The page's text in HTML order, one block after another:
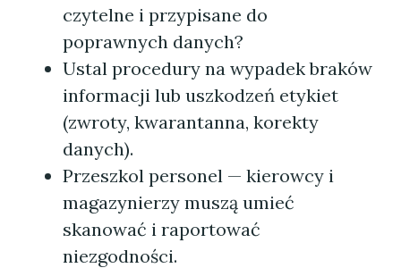
czytelne i przypisane do
poprawnych danych?
Ustal procedury na wypadek braków
informacji lub uszkodzeń etykiet
(zwroty, kwarantanna, korekty
danych).
Przeszkol personel — kierowcy i
magazynierzy muszą umieć
skanować i raportować
niezgodności.